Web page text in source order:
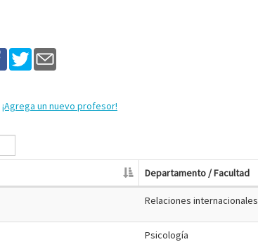
¡Agrega un nuevo profesor!
Departamento / Facultad
Relaciones internacionales
Psicología